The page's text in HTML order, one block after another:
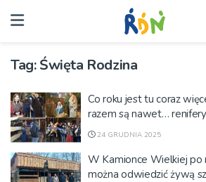
Tag:Święta Rodzina
Co roku jest tu coraz
razem są nawet… renifery
24 GRUDNIA 2025
W Kamionce Wielkiej po
można odwiedzić żywą